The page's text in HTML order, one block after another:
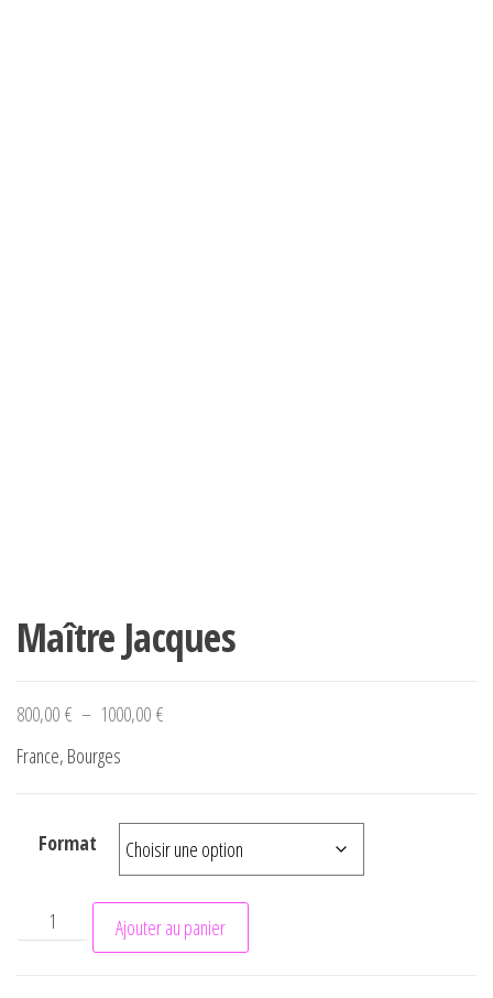
Maître Jacques
800,00 € – 1000,00 €
France, Bourges
Format
quantité de Maître Jacques
Ajouter au panier